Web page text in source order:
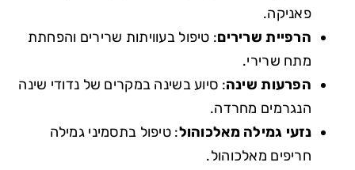
פאניקה.
הרפיית שרירים: טיפול בעוויתות שרירים והפחתת
מתח שרירי.
הפרעות שינה: סיוע בשינה במקרים של נדודי שינה
הנגרמים מחרדה.
נזעי גמילה מאלכוהול: טיפול בתסמיני גמילה
חריפים מאלכוהול.